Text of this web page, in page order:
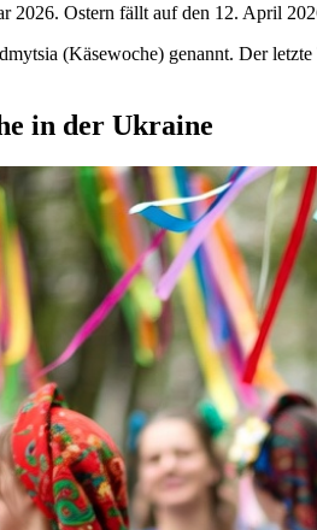
2026. Ostern fällt auf den 12. April
(Käsewoche) genannt. Der
in der Ukraine